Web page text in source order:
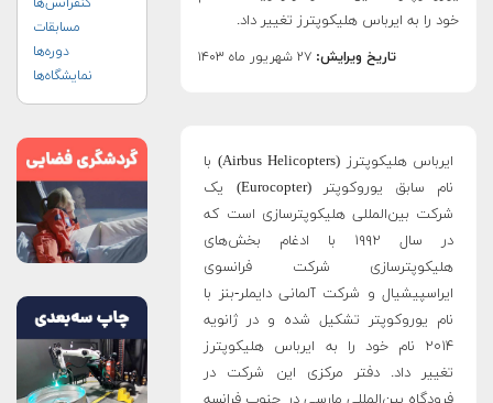
خود را به ایرباس هلیکوپترز تغییر داد.
تاریخ ویرایش: ۲۷ شهریور ماه ۱۴۰۳
ایرباس هلیکوپترز (Airbus Helicopters) با
نام سابق یوروکوپتر (Eurocopter) یک
شرکت بین‌المللی هلیکوپترسازی است که
در سال ۱۹۹۲ با ادغام بخش‌های
هلیکوپترسازی شرکت فرانسوی
ایراسپیشیال و شرکت آلمانی دایملر-بنز با
نام یوروکوپتر تشکیل شده و در ژانویه
۲۰۱۴ نام خود را به ایرباس هلیکوپترز
تغییر داد. دفتر مرکزی این شرکت در
کنفرانس‌ها
مسابقات
دوره‌ها
نمایشگاه‌ها